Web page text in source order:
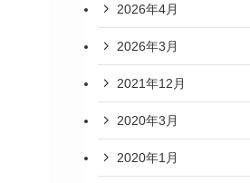
2026年4月
2026年3月
2021年12月
2020年3月
2020年1月